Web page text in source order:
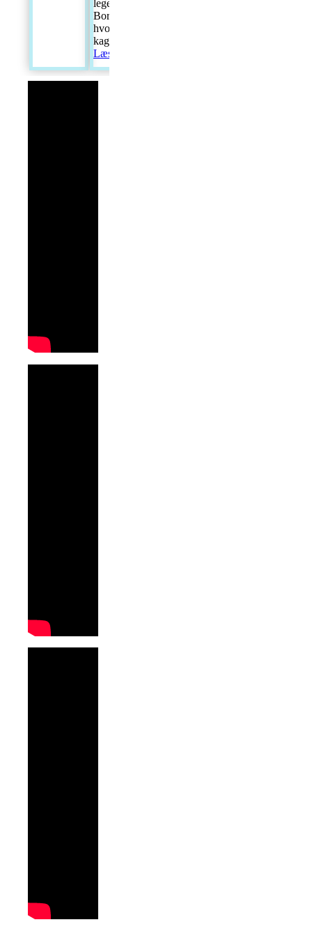
legepladsen på
Bornholmerkirken,
hvor de også fik
kage
Læs mere...